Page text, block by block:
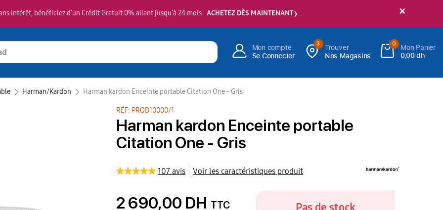
×
intérêt, bénéficiez d'un Crédit Gratuit 0% allant jusqu'à 24 mois ACHETEZ DÈS MAINTENANT
Mon compte
Se Connecter
3
Trouver
Nos Magasins
0
Mon Panier
0,00 dh
Harman/Kardon‎ Harman kardon Enceinte portable Citation One - Gris
RÉF: PROD10000/1
Harman kardon Enceinte portable
Citation One - Gris
107 avis Voir les caractéristiques produit
2 690,00 DH TTC